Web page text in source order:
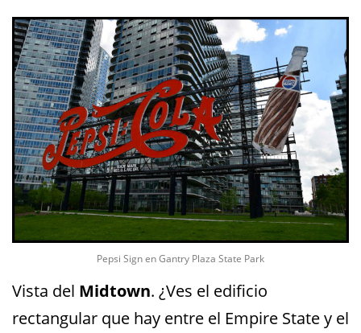
Pepsi Sign en Gantry Plaza State Park
Vista del Midtown. ¿Ves el edificio
rectangular que hay entre el Empire State y el